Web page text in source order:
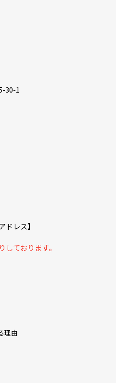
30-1
ドレス】
ております。
理由